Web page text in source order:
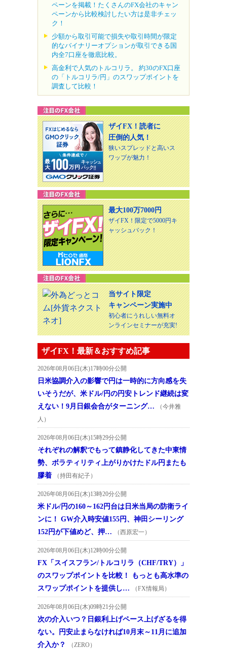
ペーンを掲載！たくさんのFX会社のキャン
ペーンから比較検討したい方は是非チェッ
ク！
少額から取引可能で損失や取引時間が限定
的なバイナリーオプションが取引できる国
内全7口座を徹底比較。
高金利で人気のトルコリラ。 約30のFX口座
の「トルコリラ/円」のスワップポイントを
調査して比較！
ザイFX！読者に
圧倒的人気！
狭いスプレッドと高いス
ワップが魅力！
最大100万7000円
ザイFX！限定で5000円キ
ャッシュバック！
当サイト限定
キャンペーン実施中
初心者にうれしい無料オ
ンラインセミナーが充実!
ザイFX！最新＆おすすめ記事
2026年08月06日(木)17時00分公開
日米協調介入の影響で円は一時的に方向感を失
いそうだが、米ドル/円の円安トレンド継続は変
えない！9月日銀会合がターニング…
（今井雅
人）
2026年08月06日(木)15時29分公開
それぞれの解釈でもって鎮静化してきた中東情
勢、ボラティリティ上がりかけたドル円またも
膠着
（持田有紀子）
2026年08月06日(木)13時20分公開
米ドル/円の160～162円台は日米当局の防衛ライ
ンに！ GW介入時安値155円、神田シーリング
152円が下値めど、押…
（西原宏一）
2026年08月06日(木)12時00分公開
FX「スイスフラン/トルコリラ（CHF/TRY）」
のスワップポイントを比較！ もっとも高水準の
スワップポイントを提供し…
（FX情報局）
2026年08月06日(木)09時21分公開
次の介入いつ？日銀利上げペース上げざるを得
ない。円安止まらなければ10月末～11月に追加
介入か？
（ZERO）